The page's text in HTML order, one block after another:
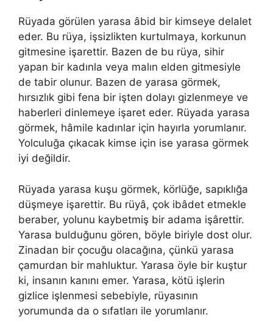
Rüyada görülen yarasa âbid bir kimseye delalet
eder. Bu rüya, işsizlikten kurtulmaya, korkunun
gitmesine işarettir. Bazen de bu rüya, sihir
yapan bir kadınla veya malın elden gitmesiyle
de tabir olunur. Bazen de yarasa görmek,
hırsızlık gibi fena bir işten dolayı gizlenmeye ve
haberleri dinlemeye işaret eder. Rüyada yarasa
görmek, hâmile kadınlar için hayırla yorumlanır.
Yolculuğa çıkacak kimse için ise yarasa görmek
iyi değildir.
Rüyada yarasa kuşu görmek, körlüğe, sapıklığa
düşmeye işarettir. Bu rüyâ, çok ibâdet etmekle
beraber, yo­lunu kaybetmiş bir adama işârettir.
Yarasa bulduğunu gören, böyle biriyle dost olur.
Zinadan bir çocuğu olacağına, çünkü yarasa
çamurdan bir mahluktur. Yarasa öyle bir kuştur
ki, insanın kanını emer. Yarasa, kötü işlerin
gizlice işlenmesi sebebiyle, rüyasının
yorumunda da o sıfatları ile yorumlanır.